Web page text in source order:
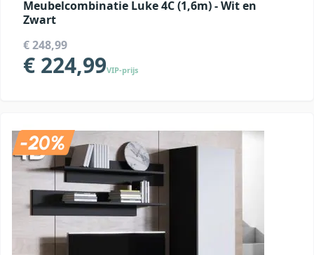
Meubelcombinatie Luke 4C (1,6m) - Wit en
Zwart
€ 248,99
€ 224,99VIP-prijs